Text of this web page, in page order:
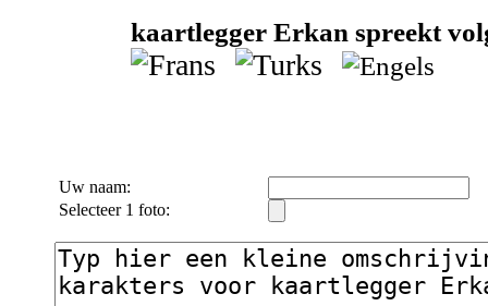
kaartlegger Erkan spreekt
Uw naam:
Selecteer 1 foto: